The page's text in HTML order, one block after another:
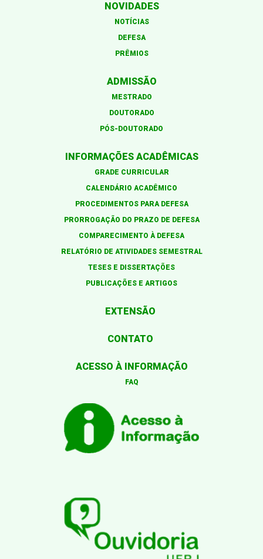
NOVIDADES
NOTÍCIAS
DEFESA
PRÊMIOS
ADMISSÃO
MESTRADO
DOUTORADO
PÓS-DOUTORADO
INFORMAÇÕES ACADÊMICAS
GRADE CURRICULAR
CALENDÁRIO ACADÊMICO
PROCEDIMENTOS PARA DEFESA
PRORROGAÇÃO DO PRAZO DE DEFESA
COMPARECIMENTO À DEFESA
RELATÓRIO DE ATIVIDADES SEMESTRAL
TESES E DISSERTAÇÕES
PUBLICAÇÕES E ARTIGOS
EXTENSÃO
CONTATO
ACESSO À INFORMAÇÃO
FAQ
Desenvolvido por: